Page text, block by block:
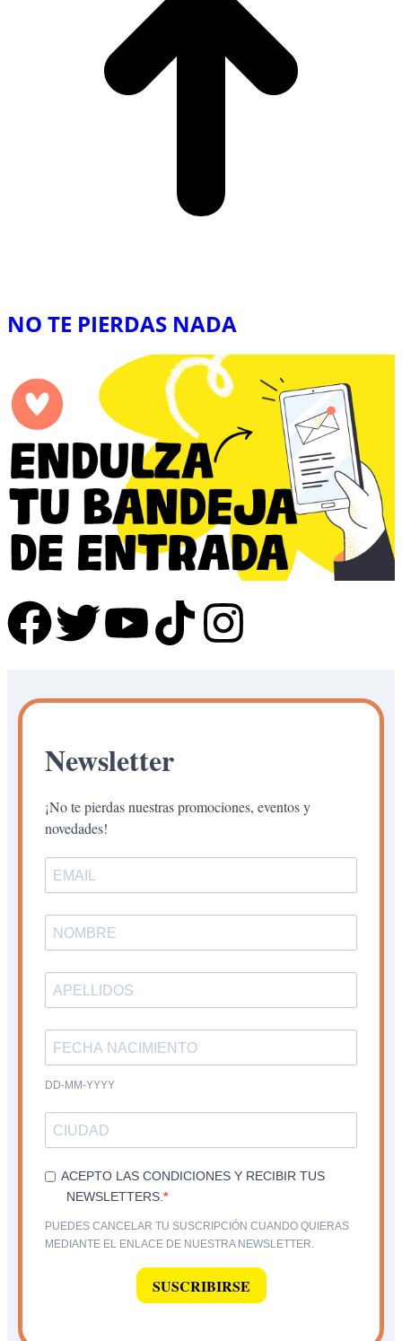
NO TE PIERDAS NADA
Newsletter
¡No te pierdas nuestras promociones, eventos y
novedades!
DD-MM-YYYY
ACEPTO LAS CONDICIONES Y RECIBIR TUS
NEWSLETTERS.
PUEDES CANCELAR TU SUSCRIPCIÓN CUANDO QUIERAS
MEDIANTE EL ENLACE DE NUESTRA NEWSLETTER.
SUSCRIBIRSE